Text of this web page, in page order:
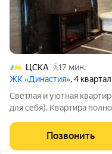
ЦСКА
17 мин.
ЖК «Династия», 4
Светлая и уютная
для себя). Квартира
хранения вещей и
комфорта. На просторной
Позвонить